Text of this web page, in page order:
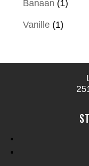
Banaan (1)
Vanille (1)